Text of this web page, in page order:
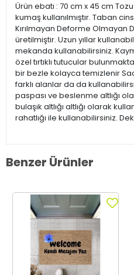
Ürün ebatı : 70 cm x 45 cm
kumaş kullanılmıştır. Taban
Kırılmayan Deforme Olmayan
üretilmiştir. Uzun yıllar
mekanda kullanabilirsiniz.
özel tırtıklı tutucular
bir bezle kolayca temizlenir
farklı alanlar da da
paspası ve beslenme altlığı
bulaşık altlığı altlığı olarak
rahatlığı ile kullanabilirsiniz.
Benzer Ürünler